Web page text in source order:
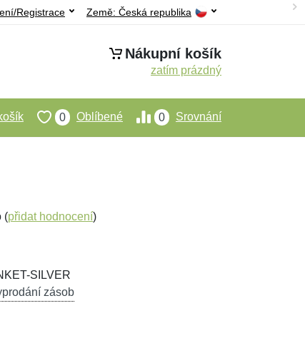
Země: Česká republika
Registrace
Nákupní košík
zatím prázdný
0 Srovnání
0 Oblíbené
(přidat hodnocení)
SILVER
zásob